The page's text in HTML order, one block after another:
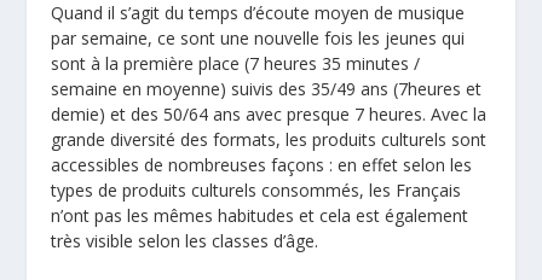
Quand il s’agit du temps d’écoute moyen de musique
par semaine, ce sont une nouvelle fois les jeunes qui
sont à la première place (7 heures 35 minutes /
semaine en moyenne) suivis des 35/49 ans (7heures et
demie) et des 50/64 ans avec presque 7 heures. Avec la
grande diversité des formats, les produits culturels sont
accessibles de nombreuses façons : en effet selon les
types de produits culturels consommés, les Français
n’ont pas les mêmes habitudes et cela est également
très visible selon les classes d’âge.